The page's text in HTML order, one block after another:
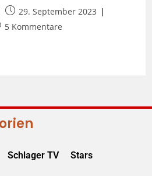
29. September 2023
5 Kommentare
Schlager TV Stars